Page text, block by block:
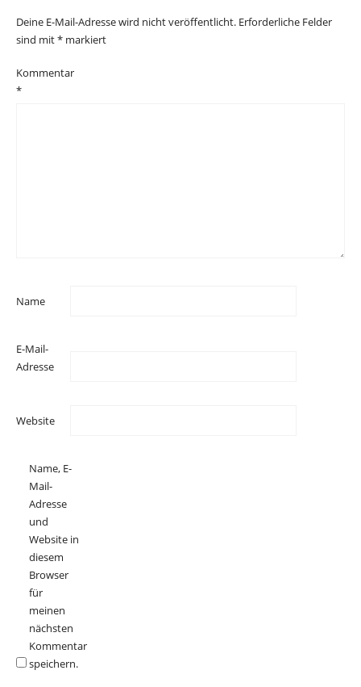
Deine E-Mail-Adresse wird nicht veröffentlicht. Erforderliche Felder
sind mit* markiert
Kommentar
*
Name
E-Mail-
Adresse
Website
Name, E-
Mail-
Adresse
und
Website in
diesem
Browser
für
meinen
nächsten
Kommentar
speichern.